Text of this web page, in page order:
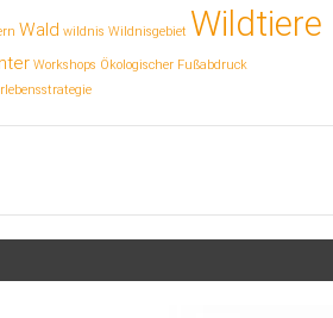
Wald wildnis Wildnisgebiet Wildtiere
Workshops Ökologischer Fußabdruck